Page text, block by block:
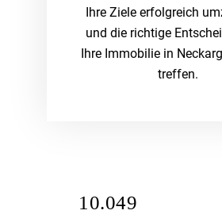
Ihre Ziele erfolgreich
und die richtige
Ihre Immobilie in
treffen.
10.049